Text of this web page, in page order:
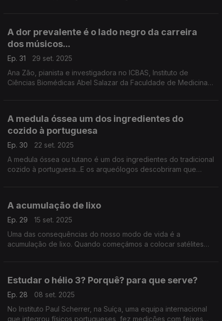
A dor prevalente é o lado negro da carreira
dos músicos...
Ep. 31
29 set. 2025
Ana Zão, pianista e investigadora no ICBAS, Instituto de
Ciências Biomédicas Abel Salazar da Faculdade de Medicina
A medula óssea um dos ingredientes do
cozido à portuguesa
Ep. 30
22 set. 2025
A medula óssea ou tutano é um dos ingredientes do tradicional
cozido à portuguesa...E os arqueólogos descobriram que
A acumulação de lixo
Ep. 29
15 set. 2025
Uma das consequências do nosso modo de vida é a
acumulação de lixo. Quando começámos a colocar satélites
Estudar o hélio 3? Porquê? para que serve?
Ep. 28
08 set. 2025
No Instituto Paul Scherrer, na Suíça, uma equipa internacional
que integrou físicos portugueses, fez medições com feixes